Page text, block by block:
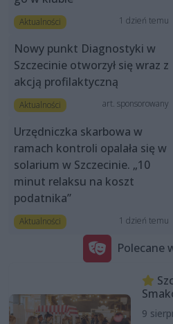
Aktualności 1 dzień temu
Nowy punkt Diagnostyki w
Szczecinie otworzył się wraz z
akcją profilaktyczną
Aktualności art. sponsorowany
Urzędniczka skarbowa w
ramach kontroli opalała się w
solarium w Szczecinie. „10
minut relaksu na koszt
podatnika”
Aktualności 1 dzień temu
Polecane
9